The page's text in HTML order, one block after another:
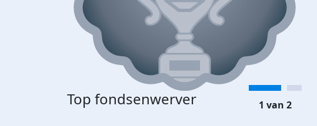
Top fondsenwerver 1 van 2